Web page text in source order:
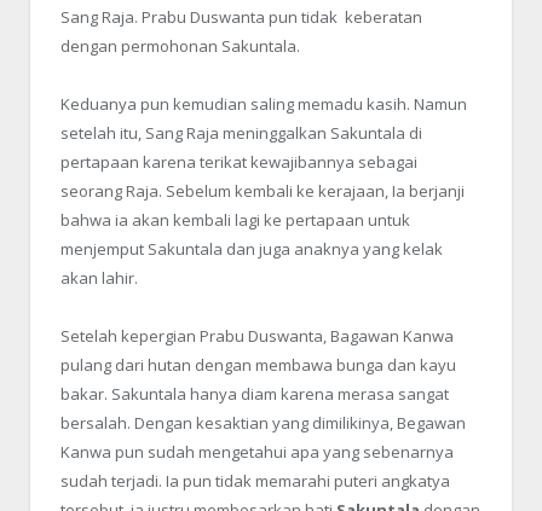
Sang Raja. Prabu Duswanta pun tidak keberatan
dengan permohonan Sakuntala.
Keduanya pun kemudian saling memadu kasih. Namun
setelah itu, Sang Raja meninggalkan Sakuntala di
pertapaan karena terikat kewajibannya sebagai
seorang Raja. Sebelum kembali ke kerajaan, Ia berjanji
bahwa ia akan kembali lagi ke pertapaan untuk
menjemput Sakuntala dan juga anaknya yang kelak
akan lahir.
Setelah kepergian Prabu Duswanta, Bagawan Kanwa
pulang dari hutan dengan membawa bunga dan kayu
bakar. Sakuntala hanya diam karena merasa sangat
bersalah. Dengan kesaktian yang dimilikinya, Begawan
Kanwa pun sudah mengetahui apa yang sebenarnya
sudah terjadi. Ia pun tidak memarahi puteri angkatya